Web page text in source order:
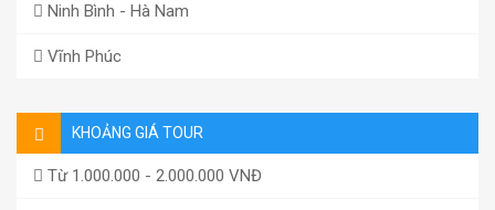
Ninh Bình - Hà Nam
Vĩnh Phúc
KHOẢNG GIÁ TOUR
Từ 1.000.000 - 2.000.000 VNĐ